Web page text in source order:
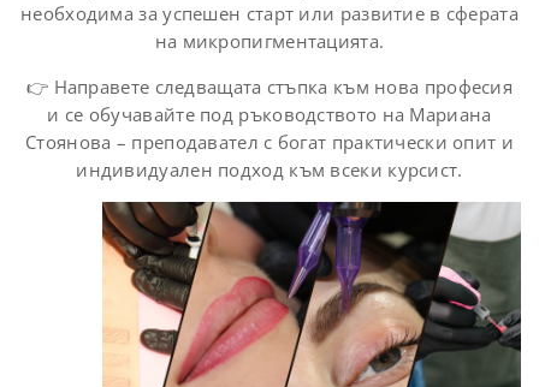
необходима за успешен старт или развитие в сферата
на микропигментацията.
👉 Направете следващата стъпка към нова професия
и се обучавайте под ръководството на Мариана
Стоянова – преподавател с богат практически опит и
индивидуален подход към всеки курсист.